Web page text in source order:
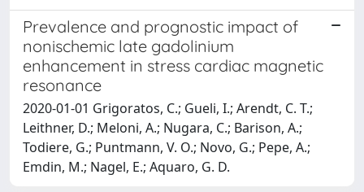
Prevalence and prognostic impact of
nonischemic late gadolinium
enhancement in stress cardiac magnetic
resonance
2020-01-01 Grigoratos, C.; Gueli, I.; Arendt, C. T.;
Leithner, D.; Meloni, A.; Nugara, C.; Barison, A.;
Todiere, G.; Puntmann, V. O.; Novo, G.; Pepe, A.;
Emdin, M.; Nagel, E.; Aquaro, G. D.